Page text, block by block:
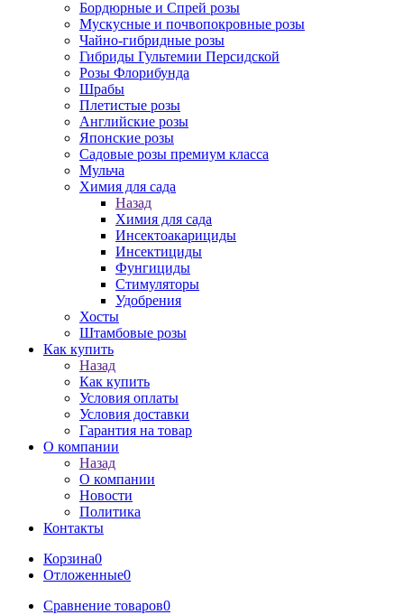
Бордюрные и Спрей розы
Мускусные и почвопокровные розы
Чайно-гибридные розы
Гибриды Гультемии Персидской
Розы Флорибунда
Шрабы
Плетистые розы
Английские розы
Японские розы
Садовые розы премиум класса
Мульча
Химия для сада
Назад
Химия для сада
Инсектоакарициды
Инсектициды
Фунгициды
Стимуляторы
Удобрения
Хосты
Штамбовые розы
Как купить
Назад
Как купить
Условия оплаты
Условия доставки
Гарантия на товар
О компании
Назад
О компании
Новости
Политика
Контакты
Корзина0
Отложенные0
Сравнение товаров0